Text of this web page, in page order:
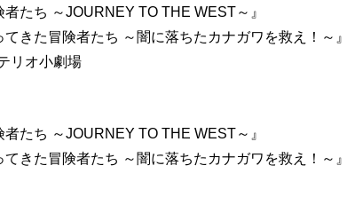
たち ～JOURNEY TO THE WEST～』
きた冒険者たち ～闇に落ちたカナガワを救え！～』
リオ小劇場
たち ～JOURNEY TO THE WEST～』
きた冒険者たち ～闇に落ちたカナガワを救え！～』